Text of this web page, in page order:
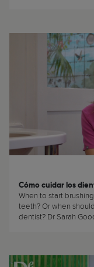
Cómo cuidar los
When to start
teeth? Or when
dentist? Dr Sarah